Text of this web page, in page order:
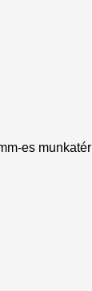
es munkatér